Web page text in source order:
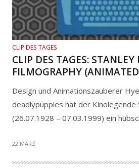
CLIP DES TAGES
CLIP DES TAGES: STANLEY
FILMOGRAPHY
Design und Animationszauberer
deadlypuppies hat der Kinolegende
(26.07.1928 – 07.03.1999) ein
22 MÄRZ